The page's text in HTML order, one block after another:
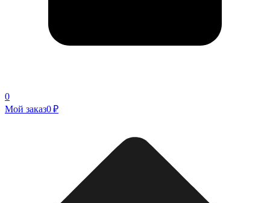
0
Мой заказ0 ₽